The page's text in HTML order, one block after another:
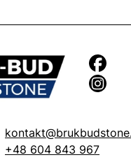
+48 604 843 967